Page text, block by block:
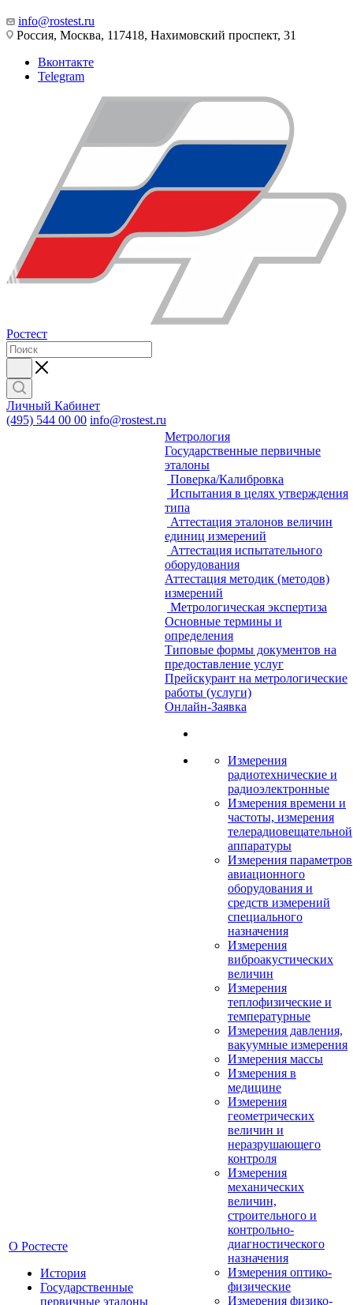
info@rostest.ru
Россия, Москва, 117418, Нахимовский проспект, 31
Вконтакте
Telegram
Ростест
Личный Кабинет
(495) 544 00 00 info@rostest.ru
О Ростесте
История
Государственные
первичные эталоны
Метрология
Государственные первичные
эталоны
Поверка/Калибровка
Испытания в целях утверждения
типа
Аттестация эталонов величин
единиц измерений
Аттестация испытательного
оборудования
Аттестация методик (методов)
измерений
Метрологическая экспертиза
Основные термины и
определения
Типовые формы документов на
предоставление услуг
Прейскурант на метрологические
работы (услуги)
Онлайн-Заявка
Измерения
радиотехнические и
радиоэлектронные
Измерения времени и
частоты, измерения
телерадиовещательной
аппаратуры
Измерения параметров
авиационного
оборудования и
средств измерений
специального
назначения
Измерения
виброакустических
величин
Измерения
теплофизические и
температурные
Измерения давления,
вакуумные измерения
Измерения массы
Измерения в
медицине
Измерения
геометрических
величин и
неразрушающего
контроля
Измерения
механических
величин,
строительного и
контрольно-
диагностического
назначения
Измерения оптико-
физические
Измерения физико-